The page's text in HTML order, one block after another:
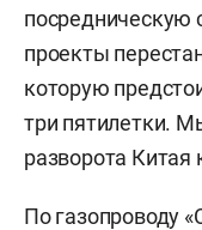
посредническую
проекты
которую
три пятилетки.
разворота Китая
По газопроводу